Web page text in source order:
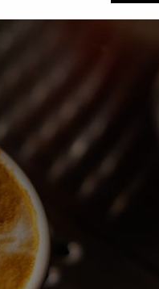
dot. przetwarzania danych
Zaawansowanych”. Zmiana
celach:
urządzenia do celów
i treści, pomiar reklam